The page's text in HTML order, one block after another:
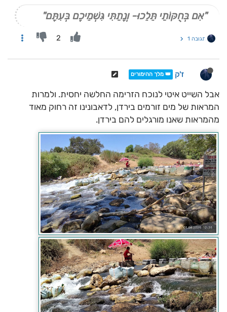
"אִם בְּחֻקּוֹתַי תֵּלֵכוּ- וְנָתַתִּי גִּשְׁמֵיכֶם בְּעִתָּם"
תגובה 1 2
ז'ק 👑 מלך ההימורים
אבל השייט איטי לנוכח הזרימה החלשה יחסית. ולמרות
המראות של מים זורמים בירדן, לדאבונינו זה רחוק מאוד
מהמראות שאנו מורגלים להם בירדן.